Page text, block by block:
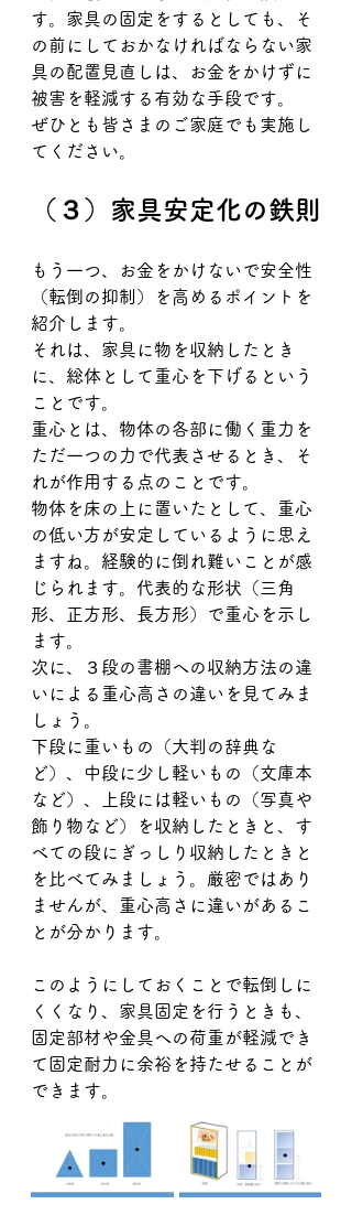
す。家具の固定をするとしても、そ
の前にしておかなければならない家
具の配置見直しは、お金をかけずに
被害を軽減する有効な手段です。
ぜひとも皆さまのご家庭でも実施し
てください。
（３）家具安定化の鉄則
もう一つ、お金をかけないで安全性
（転倒の抑制）を高めるポイントを
紹介します。
それは、家具に物を収納したとき
に、総体として重心を下げるという
ことです。
重心とは、物体の各部に働く重力を
ただ一つの力で代表させるとき、そ
れが作用する点のことです。
物体を床の上に置いたとして、重心
の低い方が安定しているように思え
ますね。経験的に倒れ難いことが感
じられます。代表的な形状（三角
形、正方形、長方形）で重心を示し
ます。
次に、３段の書棚への収納方法の違
いによる重心高さの違いを見てみま
しょう。
下段に重いもの（大判の辞典な
ど）、中段に少し軽いもの（文庫本
など）、上段には軽いもの（写真や
飾り物など）を収納したときと、す
べての段にぎっしり収納したときと
を比べてみましょう。厳密ではあり
ませんが、重心高さに違いがあるこ
とが分かります。
このようにしておくことで転倒しに
くくなり、家具固定を行うときも、
固定部材や金具への荷重が軽減でき
て固定耐力に余裕を持たせることが
できます。